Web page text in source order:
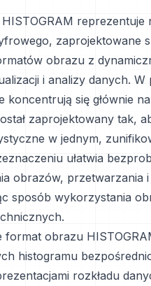
reprezentuje
zaprojektowane
obrazu z
i analizy danych.
koncentrują się głównie
zaprojektowany tak,
w jednym,
ułatwia
obrazów, przetwarzania
sposób wykorzystania
format obrazu
histogramu
rozkładu